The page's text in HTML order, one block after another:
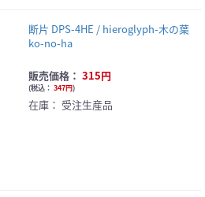
断片 DPS-4HE / hieroglyph-木の葉
ko-no-ha
販売価格： 315円
(税込： 347円)
在庫： 受注生産品